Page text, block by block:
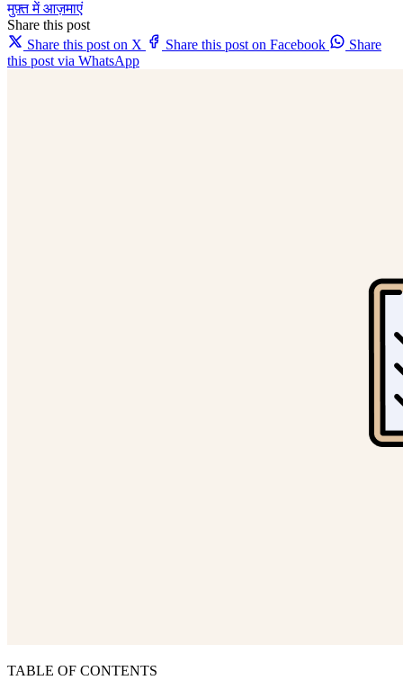
मुफ़्त में आज़माएं
Share this post
Share this post on X
Share this post on Facebook
Share
this post via WhatsApp
TABLE OF CONTENTS